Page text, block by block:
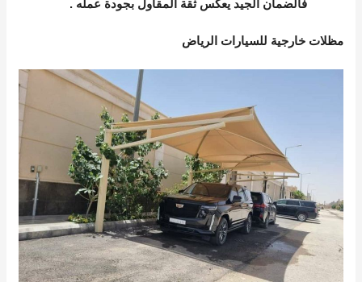
فالضمان الجيد يعكس ثقة المقاول بجودة عمله.
مظلات خارجية للسيارات الرياض